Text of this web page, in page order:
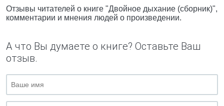
Отзывы читателей о книге "Двойное дыхание (сборник)",
комментарии и мнения людей о произведении.
А что Вы думаете о книге? Оставьте Ваш
отзыв.